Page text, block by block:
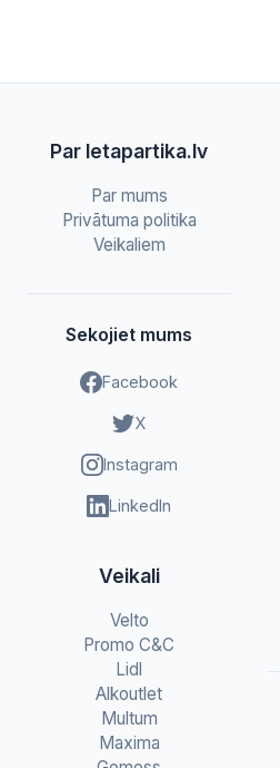
Par letapartika.lv
Par mums
Privātuma politika
Veikaliem
Sekojiet mums
Facebook
X
Instagram
LinkedIn
Veikali
Velto
Promo C&C
Lidl
Alkoutlet
Multum
Maxima